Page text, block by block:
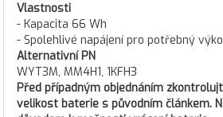
Vlastnosti
- Kapacita 66 Wh
- Spolehlivé napájení pro potřebný
Alternativní PN
WYT3M, MM4H1, 1KFH3
Před případným objednáním
velikost baterie s původním článkem.